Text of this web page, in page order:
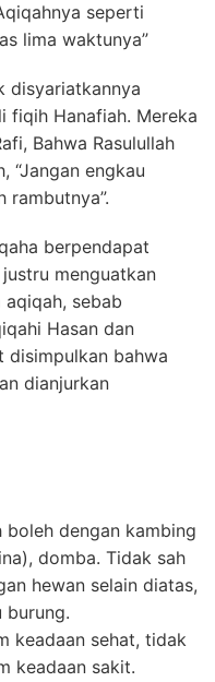
seperti
lima waktunya”
disyariatkannya
fiqih Hanafiah. Mereka
Bahwa Rasulullah
“Jangan engkau
rambutnya”.
berpendapat
menguatkan
sebab
Hasan dan
disimpulkan bahwa
dianjurkan
boleh dengan kambing
domba. Tidak sah
hewan selain diatas,
burung.
keadaan sehat, tidak
keadaan sakit.